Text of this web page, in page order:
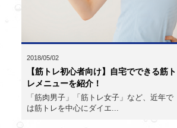
2018/05/02
【筋トレ初心者向け】自宅でできる筋ト
レメニューを紹介！
「筋肉男子」「筋トレ女子」など、近年で
は筋トレを中心にダイエ...